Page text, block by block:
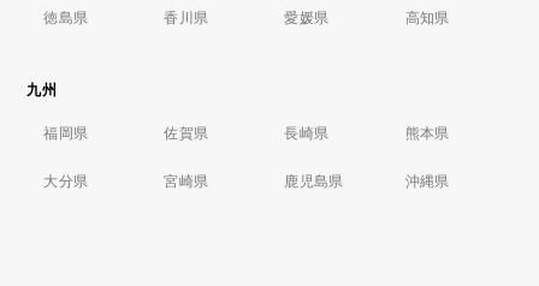
徳島県 香川県 愛媛県 高知県
九州
福岡県 佐賀県 長崎県 熊本県
大分県 宮崎県 鹿児島県 沖縄県